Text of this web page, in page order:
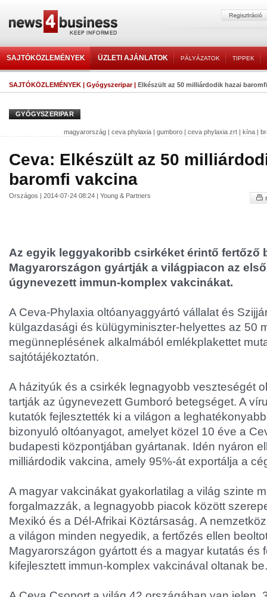
SAJTÓKÖZLEMÉNYEK ÜZLETI AJÁNLATOK PÁLYÁZATOK TIPPEK
SAJTÓKÖZLEMÉNYEK | Gyógyszeripar| Elkészült az 50 milliárdodik hazai
GYÓGYSZERIPAR
magyarország | ceva phylaxia | gumboro | ceva phylaxia zrt | kína |
Ceva: Elkészült az 50
baromfi vakcina
Országos | 2014-07-24 08:24 | Young & Partners
Az egyik leggyakoribb csirkéket érintő fertőző
Magyarországon gyártják a világpiacon az
úgynevezett immun-komplex vakcinákat.
A Ceva-Phylaxia oltóanyaggyártó vállalat és
külgazdasági és külügyminiszter-helyettes az 50
megünneplésének alkalmából emlékplakettet
sajtótájékoztatón.
A házityúk és a csirkék legnagyobb veszteségét
tartják az úgynevezett Gumboró betegséget. A
kutatók fejlesztették ki a világon a
bizonyuló oltóanyagot, amelyet közel 10 éve a
budapesti központjában gyártanak. Idén nyáron
milliárdodik vakcina, amely 95%-át exportálja a
A magyar vakcinákat gyakorlatilag a világ szinte
forgalmazzák, a legnagyobb piacok között
Mexikó és a Dél-Afrikai Köztársaság. A
a világon minden negyedik, a fertőzés ellen
Magyarországon gyártott és a magyar kutatás és
kifejlesztett immun-komplex vakcinával oltanak be.